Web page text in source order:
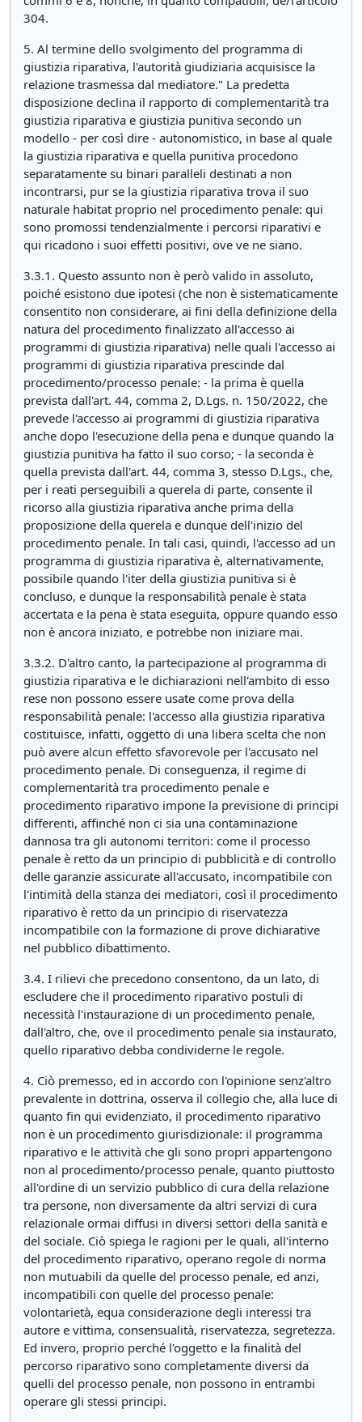
304.
5. Al termine dello svolgimento del programma di
giustizia riparativa, l'autorità giudiziaria acquisisce la
relazione trasmessa dal mediatore." La predetta
disposizione declina il rapporto di complementarità tra
giustizia riparativa e giustizia punitiva secondo un
modello - per così dire - autonomistico, in base al quale
la giustizia riparativa e quella punitiva procedono
separatamente su binari paralleli destinati a non
incontrarsi, pur se la giustizia riparativa trova il suo
naturale habitat proprio nel procedimento penale: qui
sono promossi tendenzialmente i percorsi riparativi e
qui ricadono i suoi effetti positivi, ove ve ne siano.
3.3.1. Questo assunto non è però valido in assoluto,
poiché esistono due ipotesi (che non è sistematicamente
consentito non considerare, ai fini della definizione della
natura del procedimento finalizzato all'accesso ai
programmi di giustizia riparativa) nelle quali l'accesso ai
programmi di giustizia riparativa prescinde dal
procedimento/processo penale: - la prima è quella
prevista dall'art. 44, comma 2, D.Lgs. n. 150/2022, che
prevede l'accesso ai programmi di giustizia riparativa
anche dopo l'esecuzione della pena e dunque quando la
giustizia punitiva ha fatto il suo corso; - la seconda è
quella prevista dall'art. 44, comma 3, stesso D.Lgs., che,
per i reati perseguibili a querela di parte, consente il
ricorso alla giustizia riparativa anche prima della
proposizione della querela e dunque dell'inizio del
procedimento penale. In tali casi, quindi, l'accesso ad un
programma di giustizia riparativa è, alternativamente,
possibile quando l'iter della giustizia punitiva si è
concluso, e dunque la responsabilità penale è stata
accertata e la pena è stata eseguita, oppure quando esso
non è ancora iniziato, e potrebbe non iniziare mai.
3.3.2. D'altro canto, la partecipazione al programma di
giustizia riparativa e le dichiarazioni nell'ambito di esso
rese non possono essere usate come prova della
responsabilità penale: l'accesso alla giustizia riparativa
costituisce, infatti, oggetto di una libera scelta che non
può avere alcun effetto sfavorevole per l'accusato nel
procedimento penale. Di conseguenza, il regime di
complementarità tra procedimento penale e
procedimento riparativo impone la previsione di principi
differenti, affinché non ci sia una contaminazione
dannosa tra gli autonomi territori: come il processo
penale è retto da un principio di pubblicità e di controllo
delle garanzie assicurate all'accusato, incompatibile con
l'intimità della stanza dei mediatori, così il procedimento
riparativo è retto da un principio di riservatezza
incompatibile con la formazione di prove dichiarative
nel pubblico dibattimento.
3.4. I rilievi che precedono consentono, da un lato, di
escludere che il procedimento riparativo postuli di
necessità l'instaurazione di un procedimento penale,
dall'altro, che, ove il procedimento penale sia instaurato,
quello riparativo debba condividerne le regole.
4. Ciò premesso, ed in accordo con l'opinione senz'altro
prevalente in dottrina, osserva il collegio che, alla luce di
quanto fin qui evidenziato, il procedimento riparativo
non è un procedimento giurisdizionale: il programma
riparativo e le attività che gli sono propri appartengono
non al procedimento/processo penale, quanto piuttosto
all'ordine di un servizio pubblico di cura della relazione
tra persone, non diversamente da altri servizi di cura
relazionale ormai diffusi in diversi settori della sanità e
del sociale. Ciò spiega le ragioni per le quali, all'interno
del procedimento riparativo, operano regole di norma
non mutuabili da quelle del processo penale, ed anzi,
incompatibili con quelle del processo penale:
volontarietà, equa considerazione degli interessi tra
autore e vittima, consensualità, riservatezza, segretezza.
Ed invero, proprio perché l'oggetto e la finalità del
percorso riparativo sono completamente diversi da
quelli del processo penale, non possono in entrambi
operare gli stessi principi.